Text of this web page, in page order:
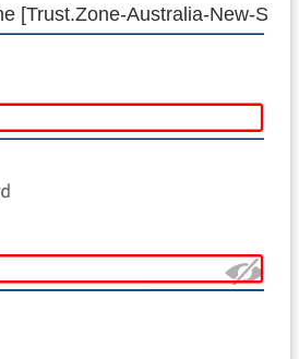
[Trust.Zone-Australia-New-